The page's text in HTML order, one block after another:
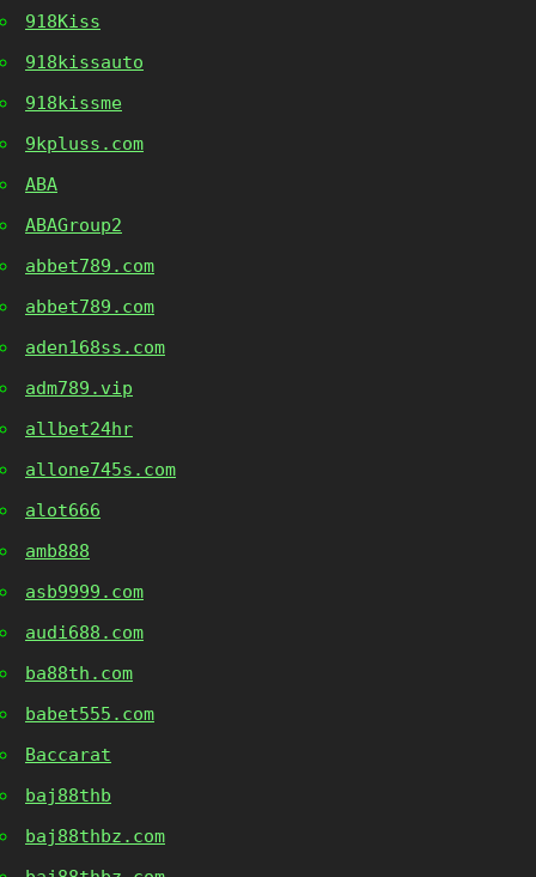
918Kiss
918kissauto
918kissme
9kpluss.com
ABA
ABAGroup2
abbet789.com
abbet789.com
aden168ss.com
adm789.vip
allbet24hr
allone745s.com
alot666
amb888
asb9999.com
audi688.com
ba88th.com
babet555.com
Baccarat
baj88thb
baj88thbz.com